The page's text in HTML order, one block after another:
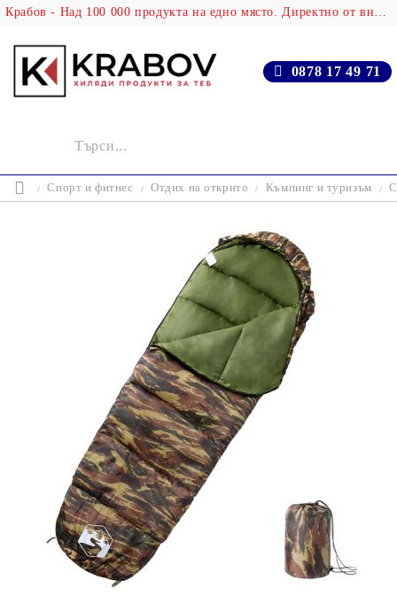
Крабов - Над 100 000 продукта на едно място. Директно от вносителя!
0878 17 49 71
Спорт и фитнес Отдих на открито Къмпинг и туризъм